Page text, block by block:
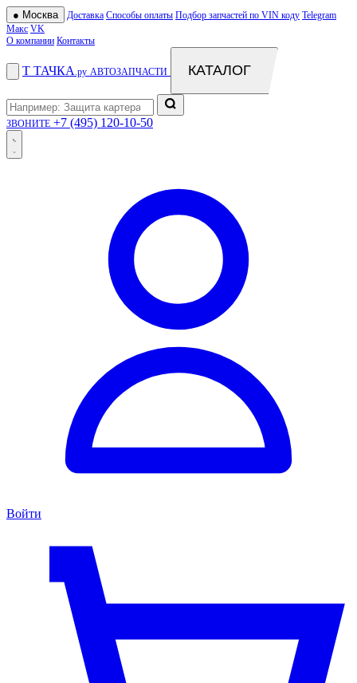
● Москва Доставка Способы оплаты Подбор запчастей по VIN коду Telegram
Макс VK
О компании Контакты
Т ТАЧКА .ру АВТОЗАПЧАСТИ КАТАЛОГ
ЗВОНИТЕ +7 (495) 120-10-50
Войти